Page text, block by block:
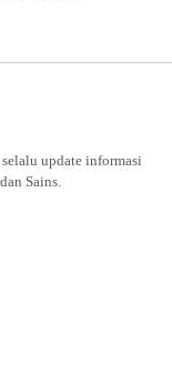
update informasi
Sains.